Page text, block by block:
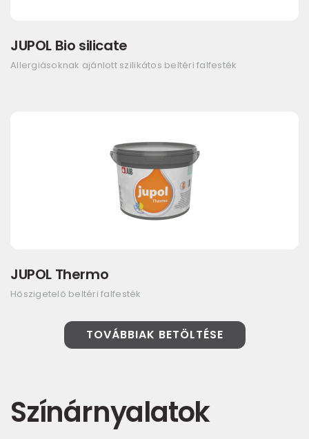
JUPOL Bio silicate
Allergiásoknak ajánlott szilikátos beltéri falfesték
JUPOL Thermo
Hőszigetelő beltéri falfesték
TOVÁBBIAK BETÖLTÉSE
Színárnyalatok